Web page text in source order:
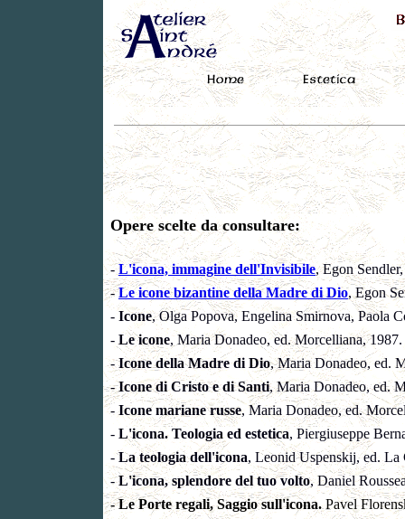
Opere scelte da consultare:
-L'icona, immagine dell'Invisibile, Egon
-Le icone bizantine della Madre di Dio, Egon
- Icone, Olga Popova, Engelina Smirnova, Paola
- Le icone, Maria Donadeo, ed. Morcelliana, 1987.
-Icone della Madre di Dio, Maria Donadeo, ed.
-Icone di Cristo e di Santi, Maria Donadeo, ed.
-Icone mariane russe, Maria Donadeo, ed.
- L'icona. Teologia ed estetica, Piergiuseppe
-La teologia dell'icona, Leonid Uspenskij, ed. La
-L'icona, splendore del tuo volto, Daniel
- Le Porte regali, Saggio sull'icona. Pavel